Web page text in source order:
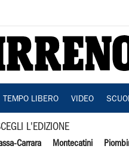
TEMPO LIBERO VIDEO
L'EDIZIONE
Carrara Montecatini